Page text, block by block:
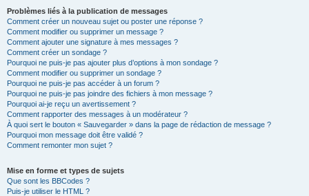
Problèmes liés à la publication de messages
Comment créer un nouveau sujet ou poster une réponse ?
Comment modifier ou supprimer un message ?
Comment ajouter une signature à mes messages ?
Comment créer un sondage ?
Pourquoi ne puis-je pas ajouter plus d’options à mon sondage ?
Comment modifier ou supprimer un sondage ?
Pourquoi ne puis-je pas accéder à un forum ?
Pourquoi ne puis-je pas joindre des fichiers à mon message ?
Pourquoi ai-je reçu un avertissement ?
Comment rapporter des messages à un modérateur ?
À quoi sert le bouton « Sauvegarder » dans la page de rédaction de message ?
Pourquoi mon message doit être validé ?
Comment remonter mon sujet ?
Mise en forme et types de sujets
Que sont les BBCodes ?
Puis-je utiliser le HTML ?